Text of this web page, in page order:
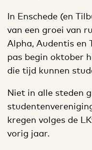
In Enschede (en
van een groei van
Alpha, Audentis en
pas begin oktober
die tijd kunnen
Niet in alle steden
kregen volges de
vorig jaar.